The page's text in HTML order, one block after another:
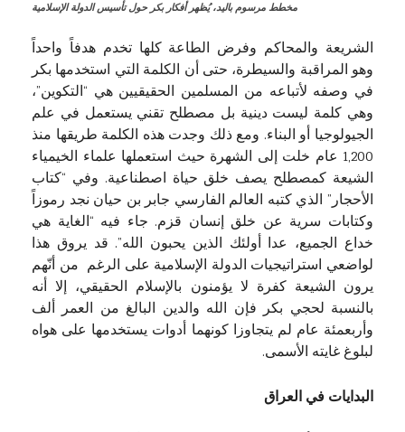
مخطط مرسوم باليد، يُظهر أفكار بكر حول تأسيس الدولة الإسلامية
الشريعة والمحاكم وفرض الطاعة كلها تخدم هدفاً واحداً
وهو المراقبة والسيطرة، حتى أن الكلمة التي استخدمها بكر
في وصفه لأتباعه من المسلمين الحقيقيين هي “التكوين”،
وهي كلمة ليست دينية بل مصطلح تقني يستعمل في علم
الجيولوجيا أو البناء. ومع ذلك وجدت هذه الكلمة طريقها منذ
1,200 عام خلت إلى الشهرة حيث استعملها علماء الخيمياء
الشيعة كمصطلح يصف خلق حياة اصطناعية. وفي “كتاب
الأحجار” الذي كتبه العالم الفارسي جابر بن حيان نجد رموزاً
وكتابات سرية عن خلق إنسان قزم. جاء فيه “الغاية هي
خداع الجميع، عدا أولئك الذين يحبون الله”. قد يروق هذا
لواضعي استراتيجيات الدولة الإسلامية على الرغم من أنّهم
يرون الشيعة كفرة لا يؤمنون بالإسلام الحقيقي، إلا أنه
بالنسبة لحجي بكر فإن الله والدين البالغ من العمر ألف
وأربعمئة عام لم يتجاوزا كونهما أدوات يستخدمها على هواه
لبلوغ غايته الأسمى.
البدايات في العراق